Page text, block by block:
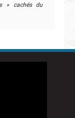
» cachés du